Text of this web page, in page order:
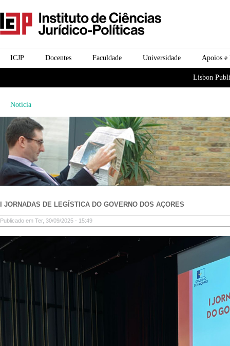
principal
icjp
menu-institucional Apoios e
Universidade
Faculdade
Docentes
ICJP
Lisbon
Notícia
I JORNADAS DE LEGÍSTICA DO GOVERNO DOS AÇORES
Publicado em Ter, 30/09/2025 - 15:49